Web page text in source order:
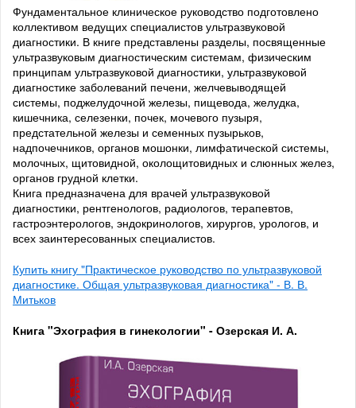
Фундаментальное клиническое руководство подготовлено
коллективом ведущих специалистов ультразвуковой
диагностики. В книге представлены разделы, посвященные
ультразвуковым диагностическим системам, физическим
принципам ультразвуковой диагностики, ультразвуковой
диагностике заболеваний печени, желчевыводящей
системы, поджелудочной железы, пищевода, желудка,
кишечника, селезенки, почек, мочевого пузыря,
предстательной железы и семенных пузырьков,
надпочечников, органов мошонки, лимфатической системы,
молочных, щитовидной, околощитовидных и слюнных желез,
органов грудной клетки.
Книга предназначена для врачей ультразвуковой
диагностики, рентгенологов, радиологов, терапевтов,
гастроэнтерологов, эндокринологов, хирургов, урологов, и
всех заинтересованных специалистов.
Купить книгу "Практическое руководство по ультразвуковой
диагностике. Общая ультразвуковая диагностика" - В. В.
Митьков
Книга "Эхография в гинекологии" - Озерская И. А.